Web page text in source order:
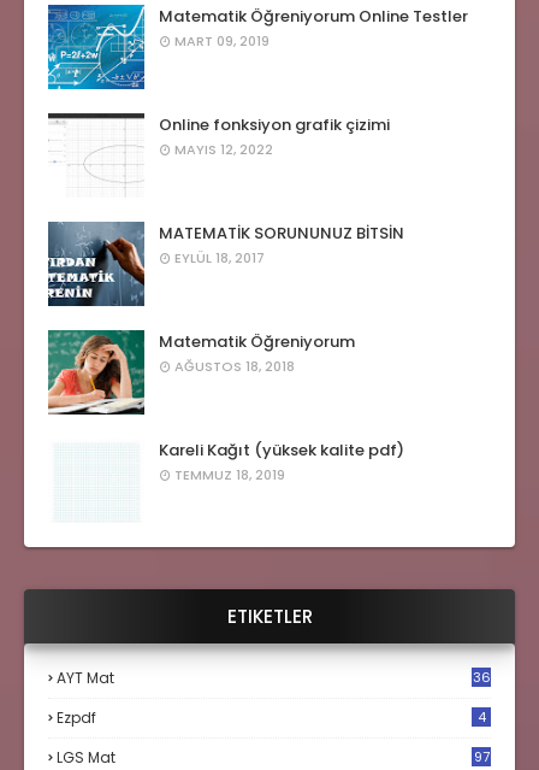
Matematik Öğreniyorum Online Testler
MART 09, 2019
Online fonksiyon grafik çizimi
MAYIS 12, 2022
MATEMATİK SORUNUNUZ BİTSİN
EYLÜL 18, 2017
Matematik Öğreniyorum
AĞUSTOS 18, 2018
Kareli Kağıt (yüksek kalite pdf)
TEMMUZ 18, 2019
ETIKETLER
AYT Mat 36
Ezpdf 4
LGS Mat 97